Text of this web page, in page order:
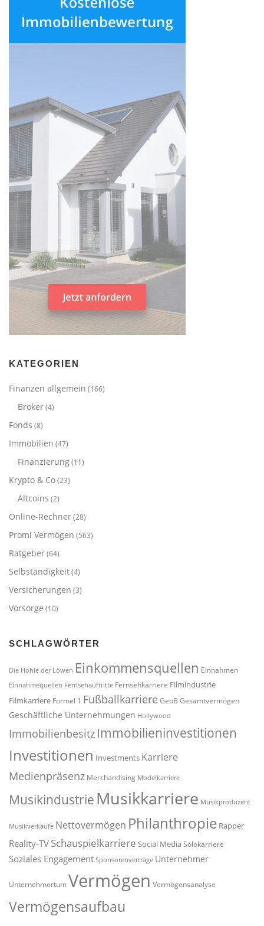
KATEGORIEN
Finanzen allgemein (166)
Broker(4)
Fonds (8)
Immobilien (47)
Finanzierung(11)
Krypto & Co(23)
Altcoins (2)
Online-Rechner(28)
Promi Vermögen (563)
Ratgeber(64)
Selbständigkeit(4)
Versicherungen (3)
Vorsorge (10)
SCHLAGWÖRTER
Die Höhle der Löwen Einkommensquellen Einnahmen
Einnahmequellen Fernsehauftritte Fernsehkarriere Filmindustrie
Filmkarriere Formel 1 Fußballkarriere GeoB Gesamtvermögen
Geschäftliche Unternehmungen Hollywood
Immobilienbesitz Immobilieninvestitionen
Investitionen Investments Karriere
Medienpräsenz Merchandising Modelkarriere
Musikindustrie Musikkarriere Musikproduzent
Musikverkäufe Nettovermögen Philanthropie Rapper
Reality-TV Schauspielkarriere Social MediaSolokarriere
Soziales Engagement Sponsorenverträge Unternehmer
UnternehmertumVermögen Vermögensanalyse
Vermögensaufbau